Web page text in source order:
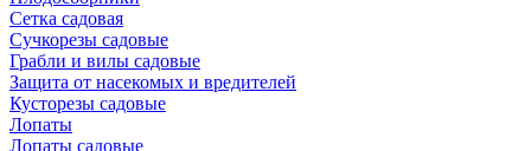
Сетка садовая
Сучкорезы садовые
Грабли и вилы садовые
Защита от насекомых и вредителей
Кусторезы садовые
Лопаты
Лопаты садовые